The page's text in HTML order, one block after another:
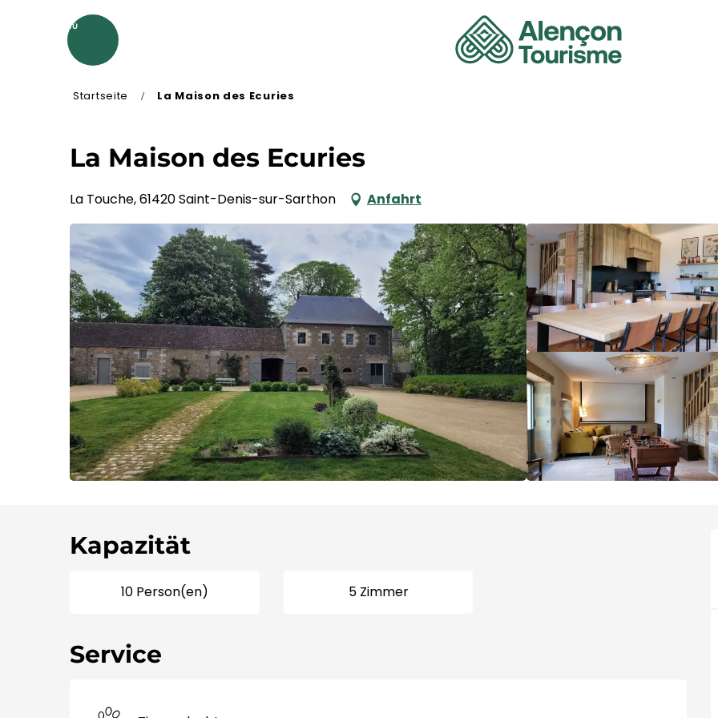
MENÜ
Startseite La Maison des Ecuries
La Maison des Ecuries
La Touche, 61420 Saint-Denis-sur-Sarthon Anfahrt
Kapazität
10 Person(en) 5 Zimmer
Service